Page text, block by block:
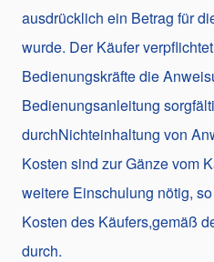
ausdrücklich ein Betrag für
wurde. Der Käufer
Bedienungskräfte die
Bedienungsanleitung
durchNichteinhaltung von
Kosten sind zur Gänze vom
weitere Einschulung nötig,
Kosten des Käufers,gemäß
durch.